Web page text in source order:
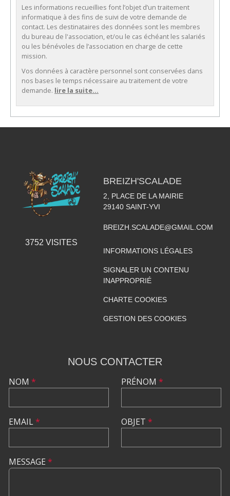
Les informations recueillies font l’objet d’un traitement
informatique à des fins de suivi de votre demande de
contact. Les destinataires des données sont les membres
du bureau de l'association, et/ou le cas échéant les salariés
ou les bénévoles de l’association en charge de cette
mission.
Vos données à caractère personnel sont conservées dans
nos bases le temps nécessaire au traitement de votre
demande. lire la suite...
3752 VISITES
BREIZH'SCALADE
2, PLACE DE LA MAIRIE
29140 SAINT-YVI
BREIZH.SCALADE@GMAIL.COM
INFORMATIONS LÉGALES
SIGNALER UN CONTENU
INAPPROPRIÉ
CHARTE COOKIES
GESTION DES COOKIES
NOUS CONTACTER
NOM *
EMAIL*
PRÉNOM *
OBJET *
MESSAGE *